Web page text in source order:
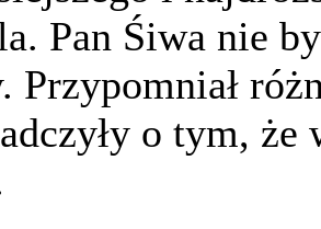
Pan Śiwa nie
Przypomniał
o tym, że